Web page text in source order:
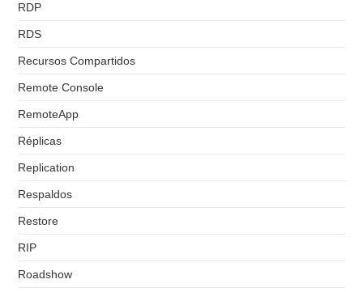
RDP
RDS
Recursos Compartidos
Remote Console
RemoteApp
Réplicas
Replication
Respaldos
Restore
RIP
Roadshow